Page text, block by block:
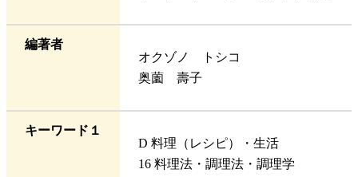
編著者
オクゾノ トシコ
奥薗 壽子
キーワード１
D 料理（レシピ）・生活
16 料理法・調理法・調理学